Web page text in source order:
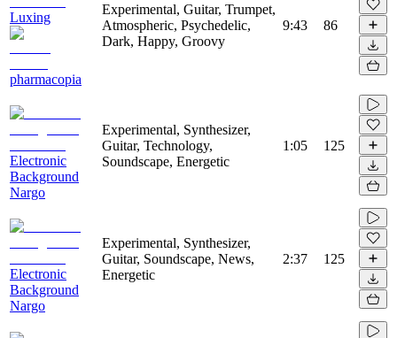
Luxing
pharmacopia
Experimental, Guitar, Trumpet,
Atmospheric, Psychedelic,
Dark, Happy, Groovy
9:43 86
Electronic
Background
Nargo
Experimental, Synthesizer,
Guitar, Technology,
Soundscape, Energetic
1:05 125
Electronic
Background
Nargo
Experimental, Synthesizer,
Guitar, Soundscape, News,
Energetic
2:37 125